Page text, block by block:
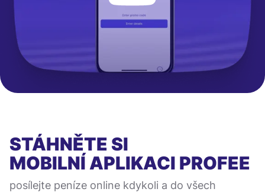
STÁHNĚTE SI
MOBILNÍ APLIKACI PROFEE
posílejte peníze online kdykoli a do všech